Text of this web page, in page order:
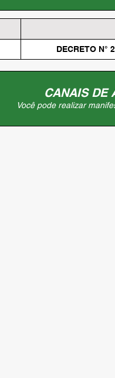
DECRETO N°
CANAIS DE
Você pode realizar